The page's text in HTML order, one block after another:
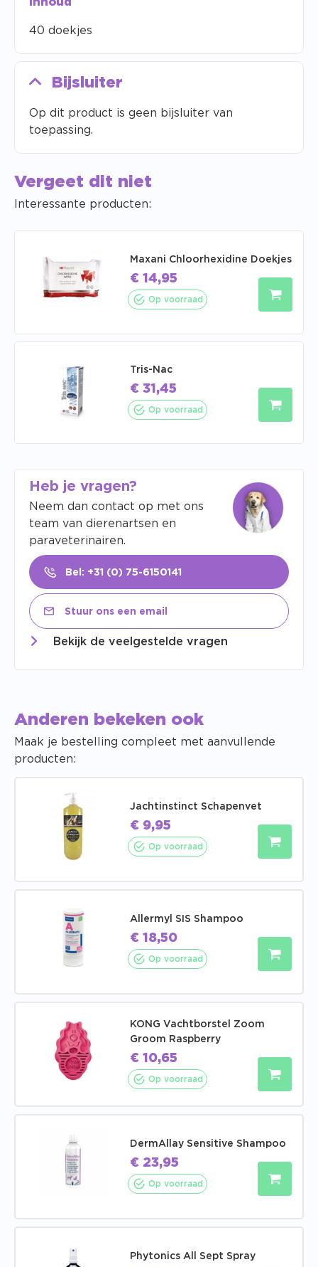
40 doekjes
Bijsluiter
Op dit product is geen bijsluiter van
toepassing.
Vergeet dit niet
Interessante producten:
Maxani Chloorhexidine Doekjes
€ 14,95
Op voorraad
Tris-Nac
€ 31,45
Op voorraad
Heb je vragen?
Neem dan contact op met ons
team van dierenartsen en
paraveterinairen.
Bel: +31 (0) 75-6150141
Stuur ons een email
Bekijk de veelgestelde vragen
Anderen bekeken ook
Maak je bestelling compleet met aanvullende
producten:
Jachtinstinct Schapenvet
€ 9,95
Op voorraad
Allermyl SIS Shampoo
€ 18,50
Op voorraad
KONG Vachtborstel Zoom
Groom Raspberry
€ 10,65
Op voorraad
DermAllay Sensitive Shampoo
€ 23,95
Op voorraad
Phytonics All Sept Spray